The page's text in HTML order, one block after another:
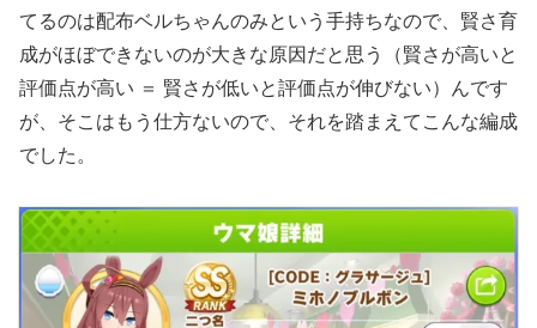
てるのは配布ベルちゃんのみという手持ちなので、賢さ育
成がほぼできないのが大きな原因だと思う（賢さが高いと
評価点が高い ＝ 賢さが低いと評価点が伸びない）んです
が、そこはもう仕方ないので、それを踏まえてこんな編成
でした。